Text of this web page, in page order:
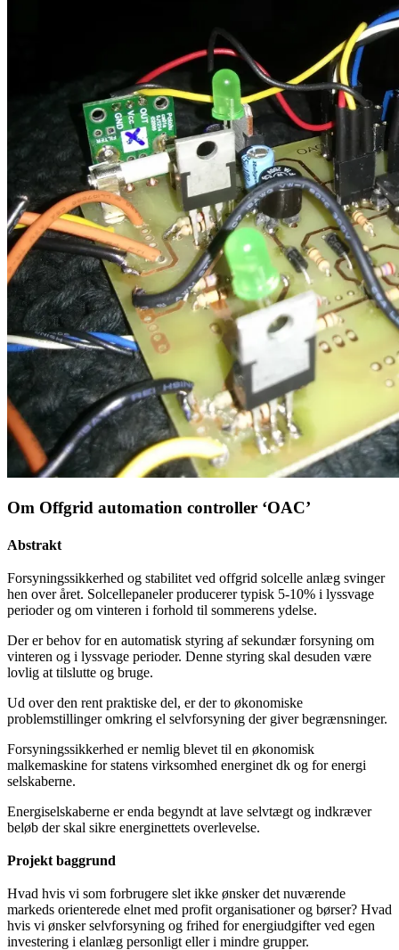
Om Offgrid automation controller ‘OAC’
Abstrakt
Forsyningssikkerhed og stabilitet ved offgrid solcelle anlæg svinger
hen over året. Solcellepaneler producerer typisk 5-10% i lyssvage
perioder og om vinteren i forhold til sommerens ydelse.
Der er behov for en automatisk styring af sekundær forsyning om
vinteren og i lyssvage perioder. Denne styring skal desuden være
lovlig at tilslutte og bruge.
Ud over den rent praktiske del, er der to økonomiske
problemstillinger omkring el selvforsyning der giver begrænsninger.
Forsyningssikkerhed er nemlig blevet til en økonomisk
malkemaskine for statens virksomhed energinet dk og for energi
selskaberne.
Energiselskaberne er enda begyndt at lave selvtægt og indkræver
beløb der skal sikre energinettets overlevelse.
Projekt baggrund
Hvad hvis vi som forbrugere slet ikke ønsker det nuværende
markeds orienterede elnet med profit organisationer og børser? Hvad
hvis vi ønsker selvforsyning og frihed for energiudgifter ved egen
investering i elanlæg personligt eller i mindre grupper.